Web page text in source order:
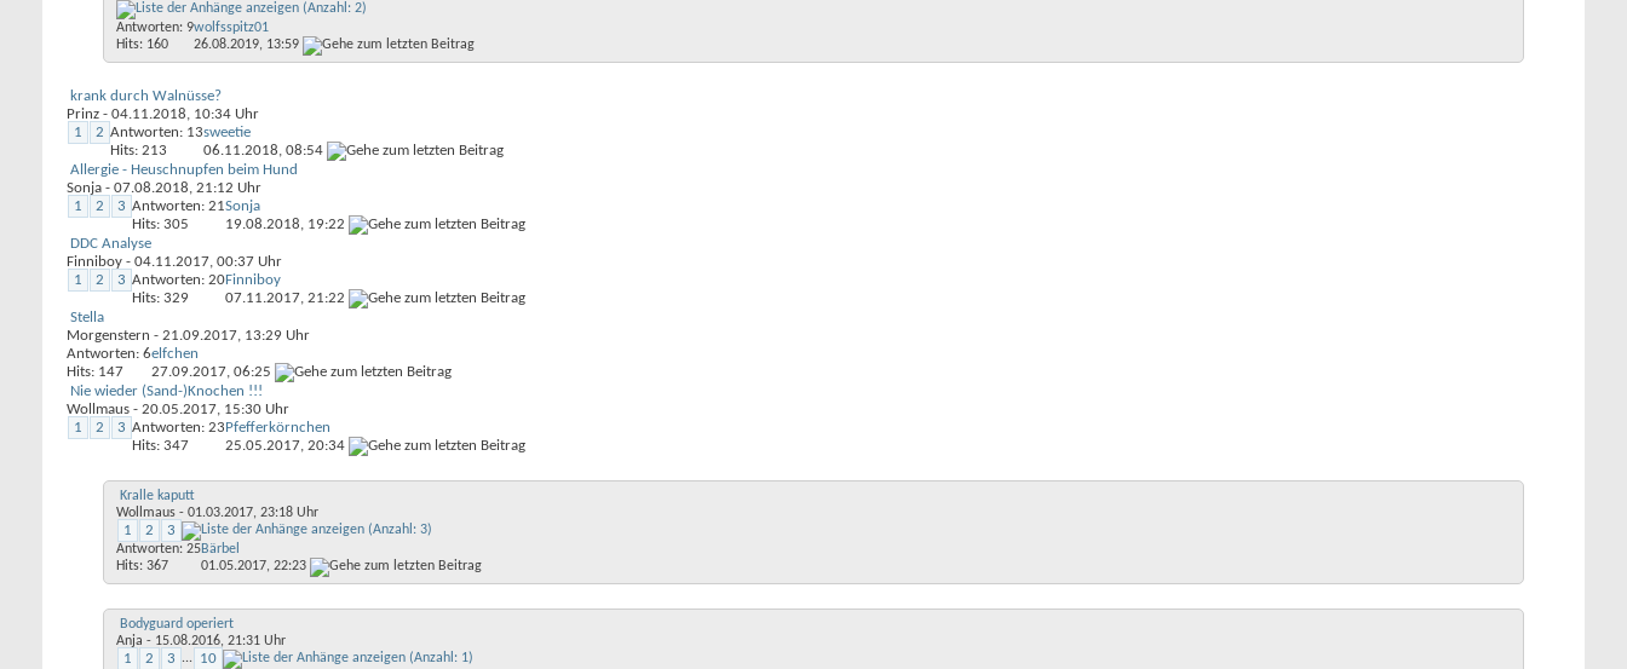
Antworten: 9
Hits: 160
wolfsspitz01
26.08.2019, 13:59
krank durch Walnüsse?
Prinz - 04.11.2018, 10:34 Uhr
1
2 Antworten: 13
Hits: 213
sweetie
06.11.2018, 08:54
Allergie - Heuschnupfen beim Hund
Sonja - 07.08.2018, 21:12 Uhr
1
2 3 Antworten: 21
Hits: 305
Sonja
19.08.2018, 19:22
DDC Analyse
Finniboy - 04.11.2017, 00:37 Uhr
1
2 3 Antworten: 20
Hits: 329
Finniboy
07.11.2017, 21:22
Stella
Morgenstern - 21.09.2017, 13:29 Uhr
Antworten: 6
Hits: 147
elfchen
27.09.2017, 06:25
Nie wieder (Sand-)Knochen !!!
Wollmaus - 20.05.2017, 15:30 Uhr
1
2 3 Antworten: 23
Hits: 347
Pfefferkörnchen
25.05.2017, 20:34
Kralle kaputt
Wollmaus - 01.03.2017, 23:18 Uhr
1 2 3
Antworten: 25
Hits: 367
Bärbel
01.05.2017, 22:23
Bodyguard operiert
Anja - 15.08.2016, 21:31 Uhr
1 2 3 ... 10